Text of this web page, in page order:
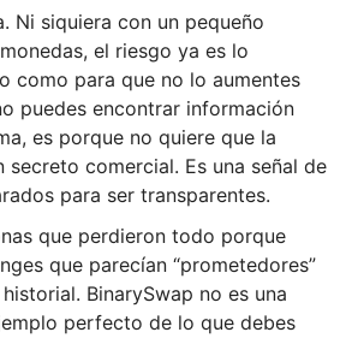
Ni siquiera con un pequeño
el riesgo ya es lo
como para que no lo aumentes
puedes encontrar información
es porque no quiere que la
secreto comercial. Es una señal de
para ser transparentes.
que perdieron todo porque
que parecían “prometedores”
BinarySwap no es una
perfecto de lo que debes